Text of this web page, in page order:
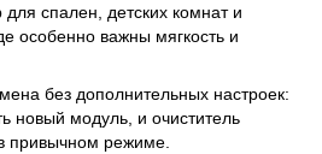
спален, детских комнат и
особенно важны мягкость и
без дополнительных настроек:
новый модуль, и очиститель
привычном режиме.